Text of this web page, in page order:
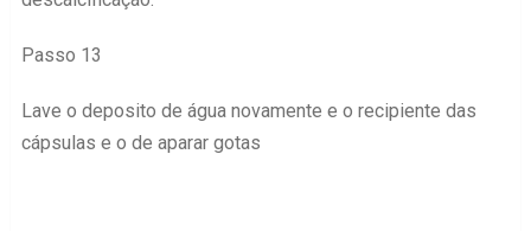
Passo 13
Lave o deposito de água novamente e o recipiente das
cápsulas e o de aparar gotas